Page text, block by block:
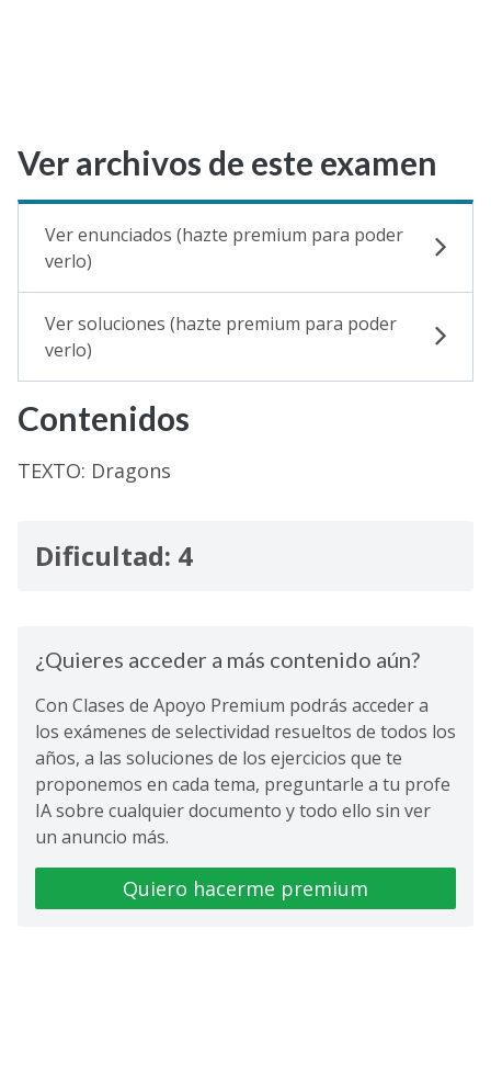
Ver archivos de este examen
Ver enunciados (hazte premium para poder
verlo)
Ver soluciones (hazte premium para poder
verlo)
Contenidos
TEXTO: Dragons
Dificultad: 4
¿Quieres acceder a más contenido aún?
Con Clases de Apoyo Premium podrás acceder a
los exámenes de selectividad resueltos de todos los
años, a las soluciones de los ejercicios que te
proponemos en cada tema, preguntarle a tu profe
IA sobre cualquier documento y todo ello sin ver
un anuncio más.
Quiero hacerme premium